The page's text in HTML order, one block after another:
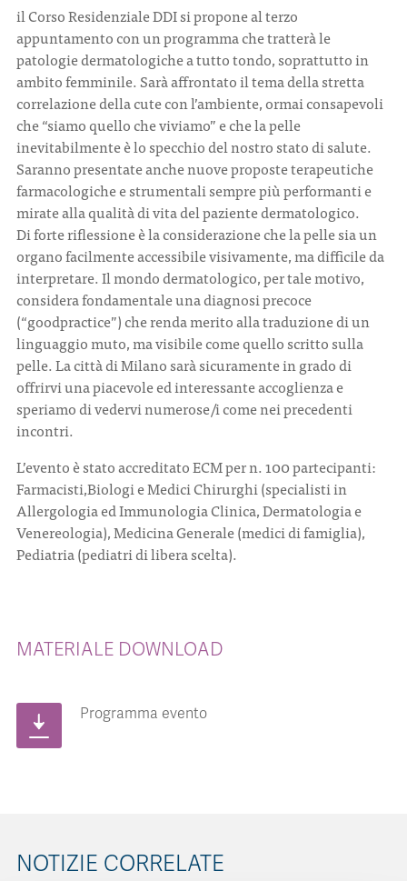
ITA ENG
il Corso Residenziale DDI si propone al terzo
appuntamento con un programma che tratterà le
patologie dermatologiche a tutto tondo, soprattutto in
ambito femminile. Sarà affrontato il tema della stretta
correlazione della cute con l’ambiente, ormai consapevoli
che “siamo quello che viviamo” e che la pelle
inevitabilmente è lo specchio del nostro stato di salute.
Saranno presentate anche nuove proposte terapeutiche
farmacologiche e strumentali sempre più performanti e
mirate alla qualità di vita del paziente dermatologico.
Di forte riflessione è la considerazione che la pelle sia un
organo facilmente accessibile visivamente, ma difficile da
interpretare. Il mondo dermatologico, per tale motivo,
considera fondamentale una diagnosi precoce
(“goodpractice”) che renda merito alla traduzione di un
linguaggio muto, ma visibile come quello scritto sulla
pelle. La città di Milano sarà sicuramente in grado di
offrirvi una piacevole ed interessante accoglienza e
speriamo di vedervi numerose/i come nei precedenti
incontri.
L’evento è stato accreditato ECM per n. 100 partecipanti:
Farmacisti,Biologi e Medici Chirurghi (specialisti in
Allergologia ed Immunologia Clinica, Dermatologia e
Venereologia), Medicina Generale (medici di famiglia),
Pediatria (pediatri di libera scelta).
MATERIALE DOWNLOAD
Programma evento
NOTIZIE CORRELATE